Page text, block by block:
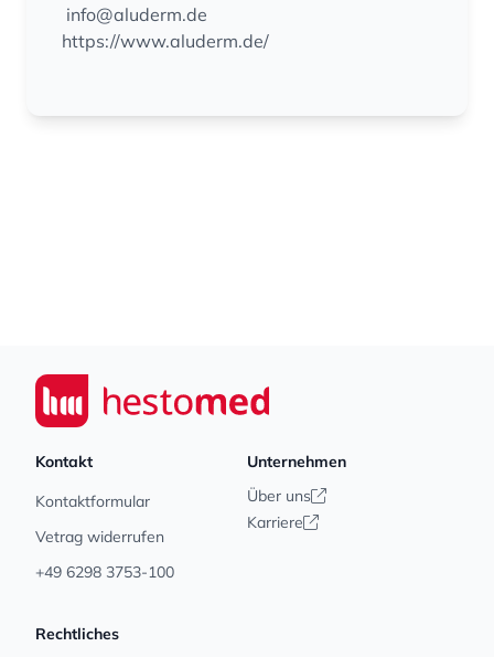
info@aluderm.de
https://www.aluderm.de/
Seiwert GmbH
Kontakt
Kontaktformular
Vetrag widerrufen
+49 6298 3753-100
Unternehmen
Über uns
Karriere
Rechtliches